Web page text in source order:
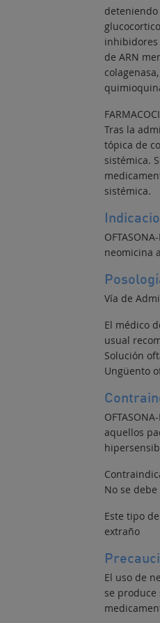
inhibidores
de ARN
Tras la
tópica de
sistémica.
sistémica.
neomicina
Vía de
El médico
usual
Solución
Ungüento
aquellos
No se
Este tipo
extraño
El uso de
se